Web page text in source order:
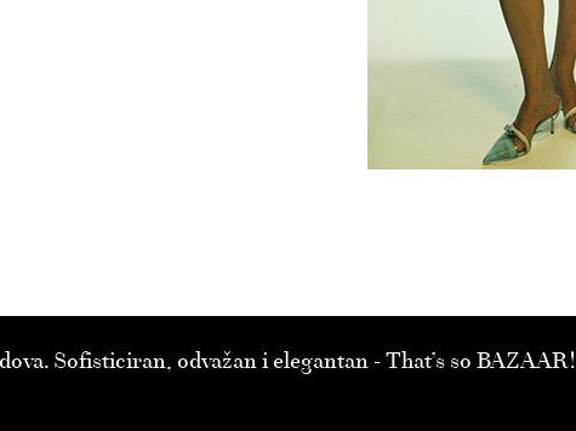
Sofisticiran, odvažan i elegantan - That’s so BAZAAR!